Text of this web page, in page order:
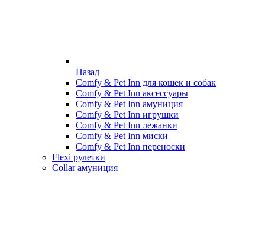
Назад
Comfy & Pet Inn для кошек и собак
Comfy & Pet Inn аксессуары
Comfy & Pet Inn амуниция
Comfy & Pet Inn игрушки
Comfy & Pet Inn лежанки
Comfy & Pet Inn миски
Comfy & Pet Inn переноски
Flexi рулетки
Collar амуниция